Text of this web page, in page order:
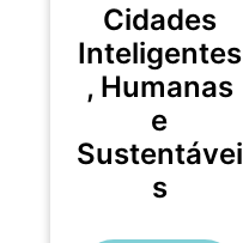
Cidades
Inteligentes
, Humanas
e
Sustentávei
s